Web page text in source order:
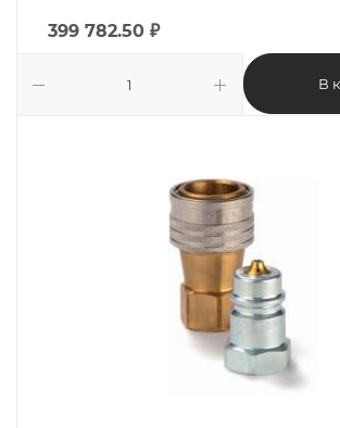
399 782.50 ₽
В